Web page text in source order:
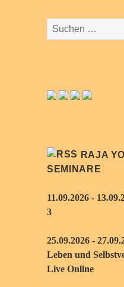
Suchen
nach:
RAJA
SEMINARE
11.09.2026 -
3
25.09.2026 -
Leben und
Live Online